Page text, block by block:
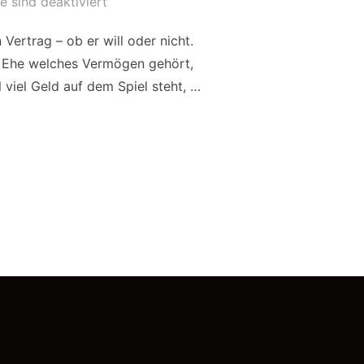
Vertrag – ob er will oder nicht.
welches Vermögen gehört,
Geld auf dem Spiel steht, …
– EIN ÜBERBLICK“